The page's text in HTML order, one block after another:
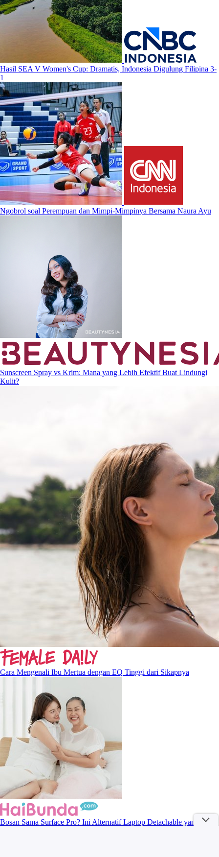
Hasil SEA V Women's Cup: Dramatis, Indonesia Digulung Filipina 3-
1
Ngobrol soal Perempuan dan Mimpi-Mimpinya Bersama Naura Ayu
Sunscreen Spray vs Krim: Mana yang Lebih Efektif Buat Lindungi
Kulit?
Cara Mengenali Ibu Mertua dengan EQ Tinggi dari Sikapnya
Bosan Sama Surface Pro? Ini Alternatif Laptop Detachable yang